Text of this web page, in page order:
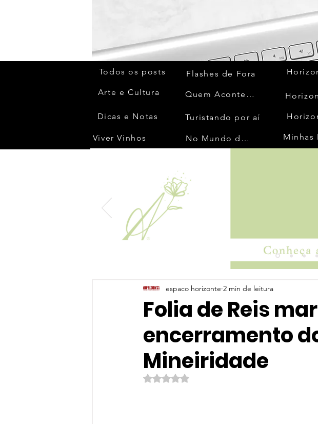
Todos os posts
Arte e Cultura
Dicas e Notas
Viver Vinhos
Flashes de Fora
Quem Acontece
Turistando por aí
No Mundo da Moda
Folia de Reis
encerramento
Mineiridade
espaco horizonte 2 min de leitura
Avaliado com NaN de 5 estrelas.